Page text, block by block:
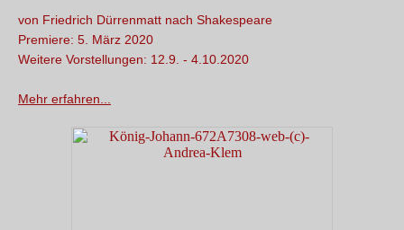
von Friedrich Dürrenmatt nach Shakespeare
Premiere: 5. März 2020
Weitere Vorstellungen: 12.9. - 4.10.2020
Mehr erfahren...